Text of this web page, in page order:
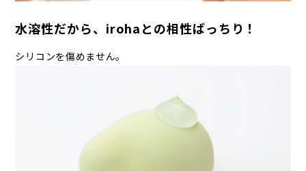
水溶性だから、irohaとの相性ばっちり！
シリコンを傷めません。